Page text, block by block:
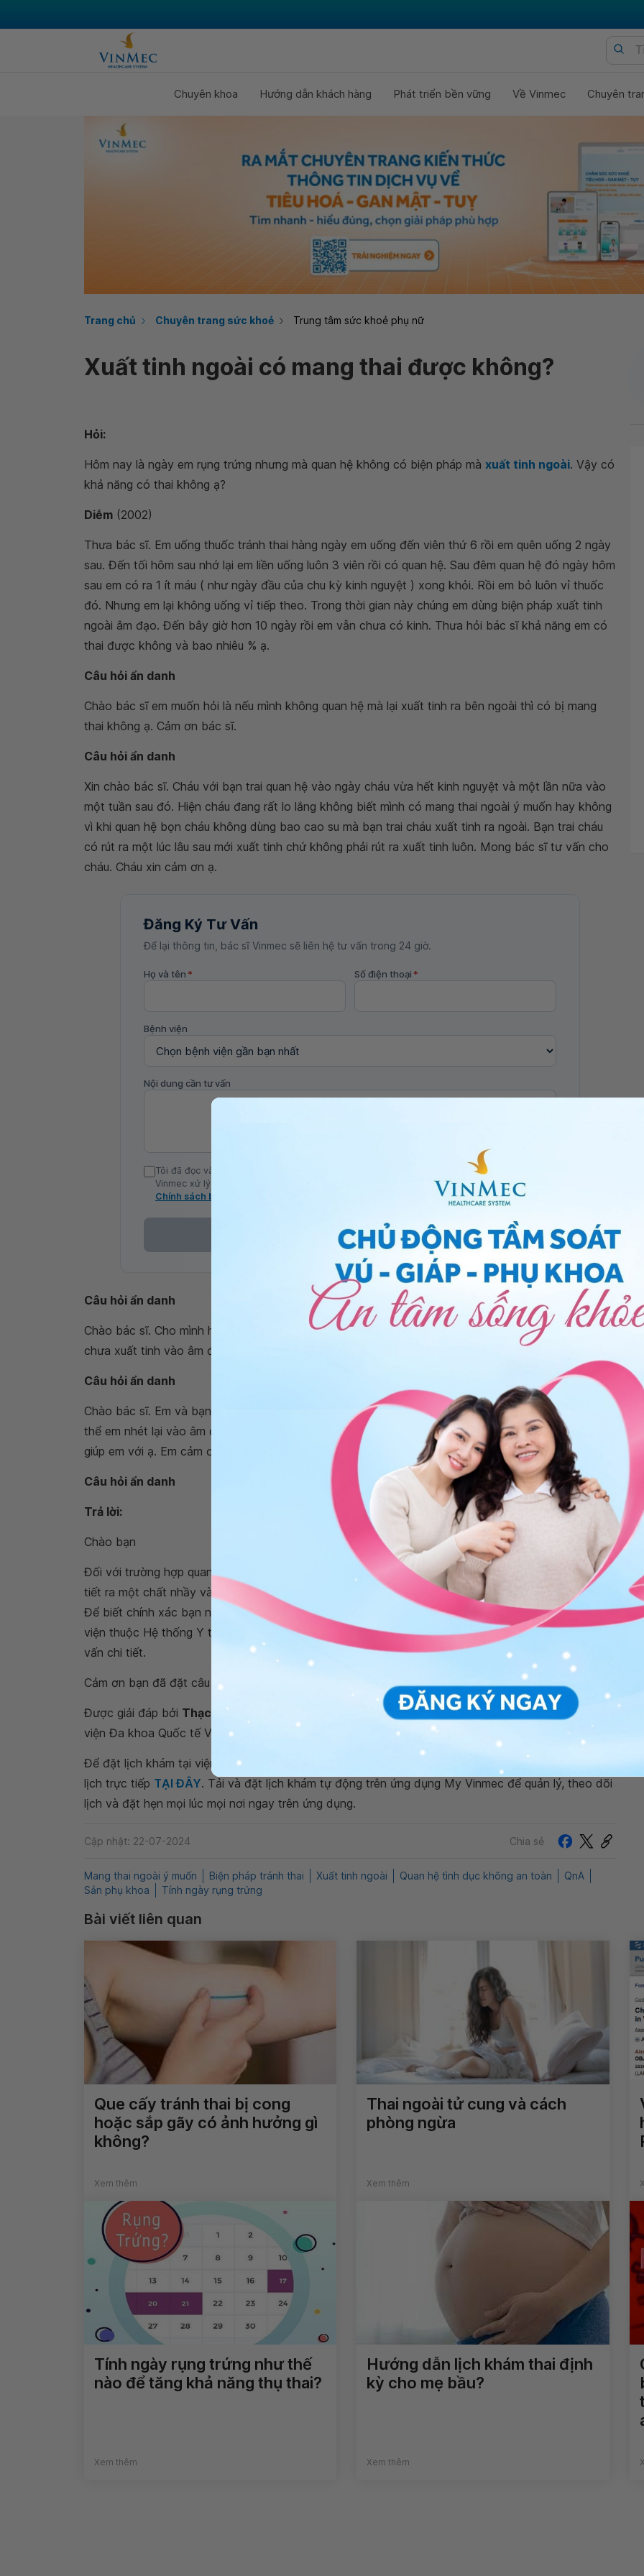
Chuyên khoa Hướng dẫn khách hàng Phát triển bền vững Về Vinmec Chuyên
Trang chủ Chuyên trang sức khoẻ Trung tâm sức khoẻ phụ nữ
Xuất tinh ngoài có mang thai được không?
Hỏi:
Hôm nay là ngày em rụng trứng nhưng mà quan hệ không có biện pháp mà xuất tinh ngoài. Vậy có
khả năng có thai không ạ?
Diễm (2002)
Thưa bác sĩ. Em uống thuốc tránh thai hàng ngày em uống đến viên thứ 6 rồi em quên uống 2 ngày
sau. Đến tối hôm sau nhớ lại em liền uống luôn 3 viên rồi có quan hệ. Sau đêm quan hệ đó ngày hôm
sau em có ra 1 ít máu ( như ngày đầu của chu kỳ kinh nguyệt ) xong khỏi. Rồi em bỏ luôn vỉ thuốc
đó. Nhưng em lại không uống vỉ tiếp theo. Trong thời gian này chúng em dùng biện pháp xuất tinh
ngoài âm đạo. Đến bây giờ hơn 10 ngày rồi em vẫn chưa có kinh. Thưa hỏi bác sĩ khả năng em có
thai được không và bao nhiêu % ạ.
Câu hỏi ẩn danh
Chào bác sĩ em muốn hỏi là nếu mình không quan hệ mà lại xuất tinh ra bên ngoài thì có bị mang
thai không ạ. Cảm ơn bác sĩ.
Câu hỏi ẩn danh
Xin chào bác sĩ. Cháu với bạn trai quan hệ vào ngày cháu vừa hết kinh nguyệt và một lần nữa vào
một tuần sau đó. Hiện cháu đang rất lo lắng không biết mình có mang thai ngoài ý muốn hay không
vì khi quan hệ bọn cháu không dùng bao cao su mà bạn trai cháu xuất tinh ra ngoài. Bạn trai cháu
có rút ra một lúc lâu sau mới xuất tinh chứ không phải rút ra xuất tinh luôn. Mong bác sĩ tư vấn cho
cháu. Cháu xin cảm ơn ạ.
Đăng Ký Tư Vấn
Để lại thông tin, bác sĩ Vinmec sẽ liên hệ tư vấn trong 24 giờ.
Họ và tên * Số điện thoại *
Bệnh viện
Nội dung cần tư vấn
Tôi đã đọc và đồng ý với Chính sách bảo vệ dữ liệu cá nhân của Vinmec và chấp thuận để
Vinmec xử lý DLCN của tôi theo quy định của pháp luật về bảo vệ DLCN.
Chính sách bảo mật
Đăng Ký
Câu hỏi ẩn danh
Chào bác sĩ. Cho mình hỏi là sau khi quan hệ lần đầu tiên không sử dụng bao cao su nhưng bạn trai
chưa xuất tinh vào âm đạo thì có cần uống thuốc tránh thai không ạ? Cảm ơn bác sĩ.
Câu hỏi ẩn danh
Chào bác sĩ. Em và bạn trai quan hệ cho ra ngoài nhưng bạn trai lại lấy dịch tinh trùng dính trên cơ
thể em nhét lại vào âm đạo em liệu có thai hay tỉ lệ% mang thai là bao nhiêu ạ? Mong bác sĩ tư vấn
giúp em với ạ. Em cảm ơn.
Câu hỏi ẩn danh
Trả lời:
Chào bạn
Đối với trường hợp quan hệ nhưng không xuất tinh trong vẫn có khả năng thụ thai vì nam giới đã
tiết ra một chất nhầy và có một lượng nhỏ tinh trùng đã được giải phóng vào lượng chất nhầy này.
Để biết chính xác bạn nên đến cơ sở y tế uy tín thăm khám và tư vấn Bạn có thể đến tại các bệnh
viện thuộc Hệ thống Y tế Vinmec trên toàn quốc để được bác sĩ chuyên khoa giàu kinh nghiệm tư
vấn chi tiết.
Cảm ơn bạn đã đặt câu hỏi tới Hệ thống Y tế Vinmec. Trân trọng.
Được giải đáp bởi Thạc sĩ. Bác sĩ Nguyễn Thị Lệ
- Bác sĩ Sản phụ khoa - Khoa Sản phụ, Bệnh
viện Đa khoa Quốc tế Vinmec Đà Nẵng
Để đặt lịch khám tại viện, Quý khách vui lòng bấm số GÓI DỊCH VỤ
lịch trực tiếp TẠI ĐÂY. Tải và đặt lịch khám tự động trên ứng dụng My Vinmec để quản lý, theo dõi
lịch và đặt hẹn mọi lúc mọi nơi ngay trên ứng dụng.
Cập nhật: 22-07-2024 Chia sẻ
Mang thai ngoài ý muốn Biện pháp tránh thai Xuất tinh ngoài Quan hệ tình dục không an toàn
QnA
Sản phụ khoa
Tính ngày rụng trứng
Bài viết liên quan
Que cấy tránh thai bị cong
hoặc sắp gãy có ảnh hưởng gì
không?
Xem thêm
Thai ngoài tử cung và cách
phòng ngừa
Xem thêm
Tính ngày rụng trứng như thế
nào để tăng khả năng thụ thai?
Xem thêm
Hướng dẫn lịch khám thai định
kỳ cho mẹ bầu?
Xem thêm